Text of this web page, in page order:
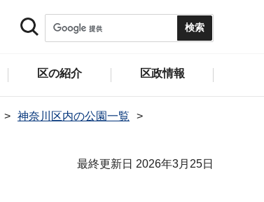
区の紹介 区政情報
神奈川区内の公園一覧
最終更新日 2026年3月25日